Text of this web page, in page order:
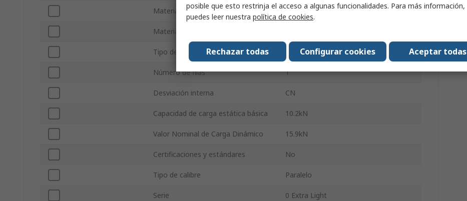
Material de la jaula Acero
Material de bola
Tipo de extremo Sellado
Número de filas 1
Desviación interna CN
Capacidad de carga estática básica 10.2kN
Valor Nominal de Carga Dinámico 15.9kN
Certificaciones y estándares No
Tipo de calibre Paralelo
Serie 0 Extra Light
posible que esto restrinja el acceso a algunas funcionalidades. Para más información,
puedes leer nuestra política de cookies.
Aceptar todas
Configurar cookies
Rechazar todas